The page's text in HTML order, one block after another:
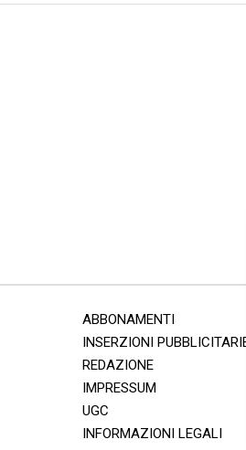
ABBONAMENTI
INSERZIONI
REDAZIONE
IMPRESSUM
UGC
INFORMAZIONI LEGALI